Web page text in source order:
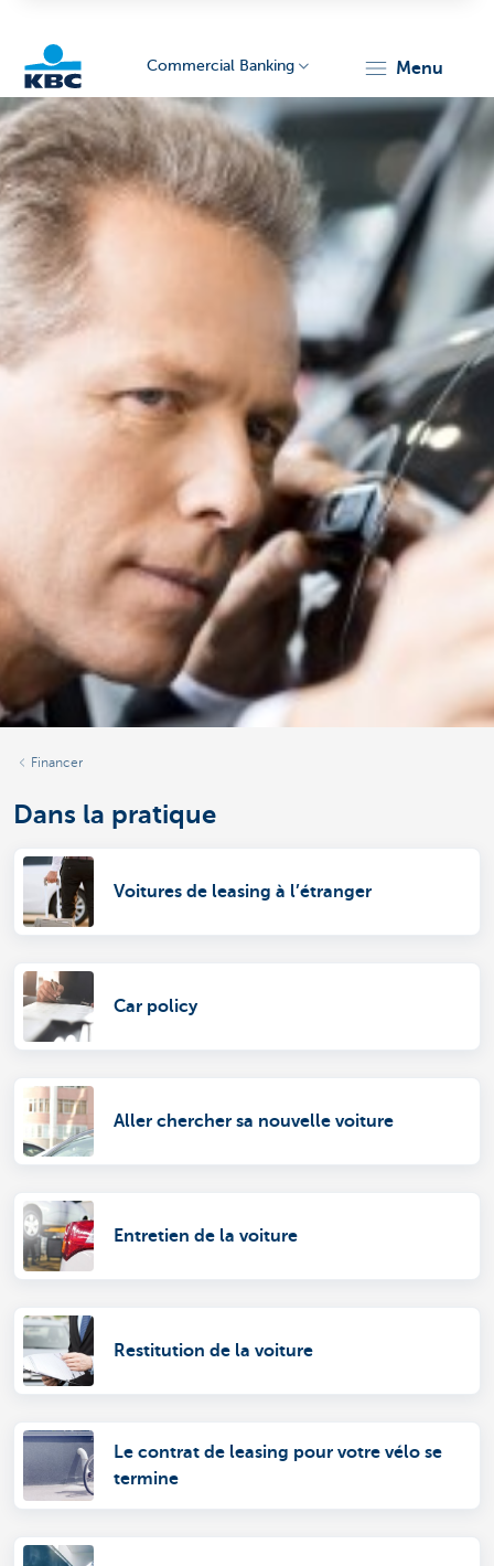
KBC
Corporate
Commercial Banking menu
Financer
Dans la pratique
Voitures de leasing à l’étranger
Car policy
Aller chercher sa nouvelle voiture
Entretien de la voiture
Restitution de la voiture
Le contrat de leasing pour votre vélo se
termine